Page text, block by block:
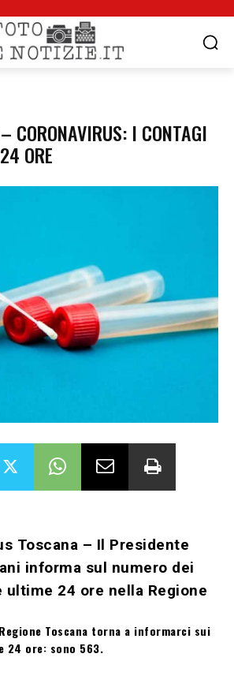
CORONAVIRUS: I CONTAGI
ORE
Toscana – Il Presidente
informa sul numero dei
ultime 24 ore nella Regione
Toscana torna a informarci sui
24 ore: sono 563.